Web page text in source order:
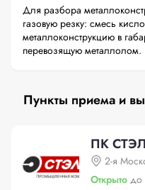
Для разбора
газовую резку: смесь
металлоконструкцию в
перевозящую металлолом.
Пункты приема и
ПК
2-я
Открыто до